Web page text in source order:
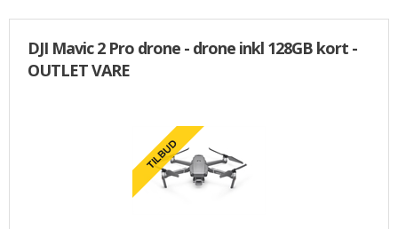
DJI Mavic 2 Pro drone - drone inkl 128GB kort -
OUTLET VARE